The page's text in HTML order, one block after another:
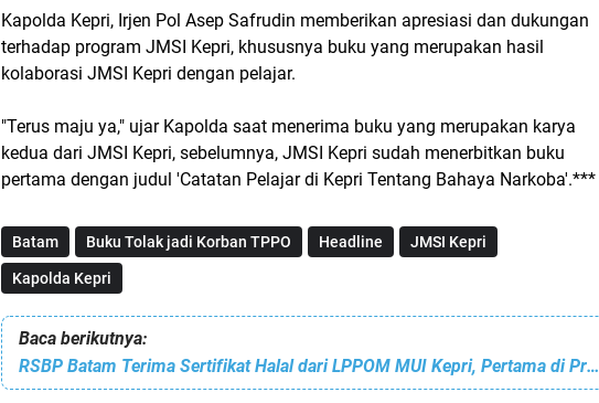
Kapolda Kepri, Irjen Pol Asep Safrudin memberikan apresiasi dan dukungan
terhadap program JMSI Kepri, khususnya buku yang merupakan hasil
kolaborasi JMSI Kepri dengan pelajar.
"Terus maju ya," ujar Kapolda saat menerima buku yang merupakan karya
kedua dari JMSI Kepri, sebelumnya, JMSI Kepri sudah menerbitkan buku
pertama dengan judul 'Catatan Pelajar di Kepri Tentang Bahaya Narkoba'.***
Batam Buku Tolak jadi Korban TPPO Headline JMSI Kepri
Kapolda Kepri
Baca berikutnya:
RSBP Batam Terima Sertifikat Halal dari LPPOM MUI Kepri, Pertama di Provinsi Kepulauan Riau